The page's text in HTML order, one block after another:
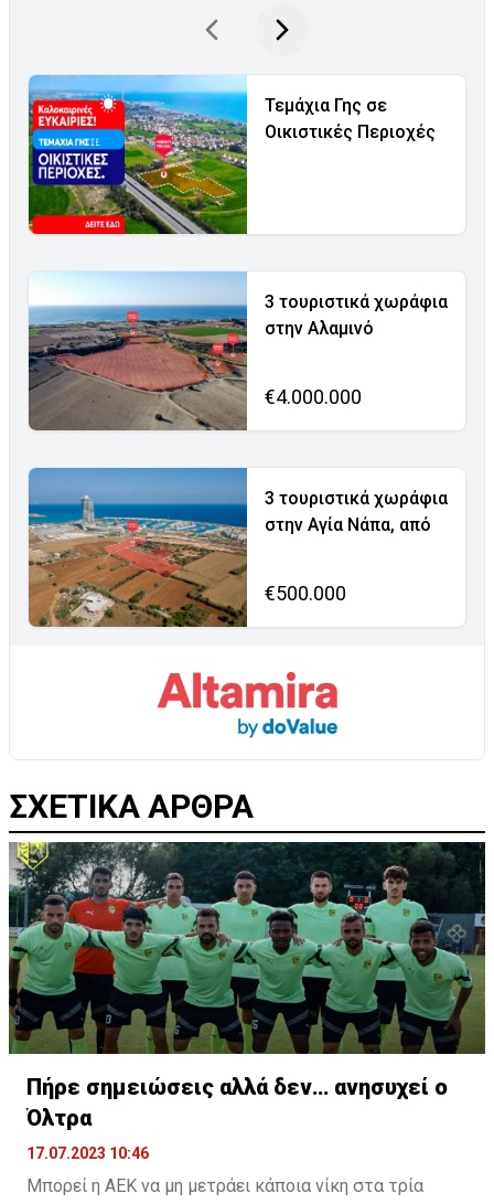
Τεμάχια Γης σε
Οικιστικές Περιοχές
3 τουριστικά χωράφια
στην Αλαμινό
€4.000.000
3 τουριστικά χωράφια
στην Αγία Νάπα, από
€500.000
ΣΧΕΤΙΚΑ ΑΡΘΡΑ
Πήρε σημειώσεις αλλά δεν… ανησυχεί ο
Όλτρα
17.07.2023 10:46
Μπορεί η ΑΕΚ να μη μετράει κάποια νίκη στα τρία